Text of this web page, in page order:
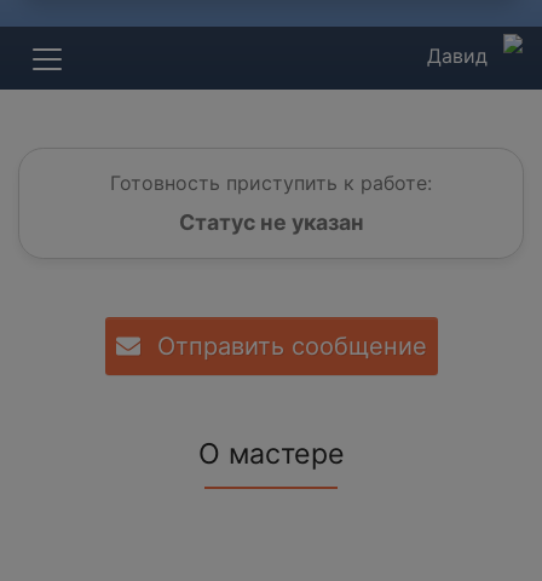
Давид
Готовность приступить к работе:
Статус не указан
Отправить сообщение
О мастере